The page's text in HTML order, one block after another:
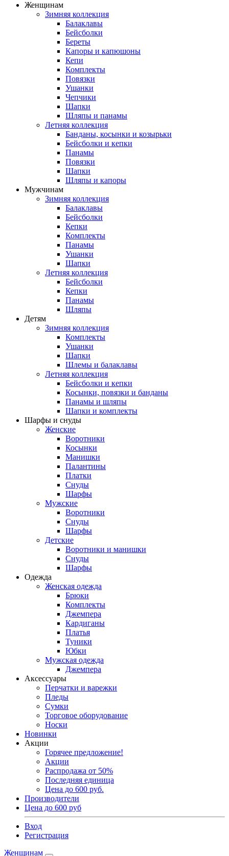
Женщинам
Зимняя коллекция
Балаклавы
Бейсболки
Береты
Капоры и капюшоны
Кепи
Комплекты
Повязки
Ушанки
Чепчики
Шапки
Шляпы и панамы
Летняя коллекция
Банданы, косынки и козырьки
Бейсболки и кепки
Панамы
Повязки
Шапки
Шляпы и капоры
Мужчинам
Зимняя коллекция
Балаклавы
Бейсболки
Кепки
Комплекты
Панамы
Ушанки
Шапки
Летняя коллекция
Бейсболки
Кепки
Панамы
Шляпы
Детям
Зимняя коллекция
Комплекты
Ушанки
Шапки
Шлемы и балаклавы
Летняя коллекция
Бейсболки и кепки
Косынки, повязки и банданы
Панамы и шляпы
Шапки и комплекты
Шарфы и снуды
Женские
Воротники
Косынки
Манишки
Палантины
Платки
Снуды
Шарфы
Мужские
Воротники
Снуды
Шарфы
Детские
Воротники и манишки
Снуды
Шарфы
Одежда
Женская одежда
Брюки
Комплекты
Джемпера
Кардиганы
Платья
Туники
Юбки
Мужская одежда
Джемпера
Аксессуары
Перчатки и варежки
Пледы
Сумки
Торговое оборудование
Носки
Новинки
Акции
Горячее предложение!
Акции
Распродажа от 50%
Последняя единица
Цена до 600 руб.
Производители
Цена до 600 руб
Вход
Регистрация
Женщинам